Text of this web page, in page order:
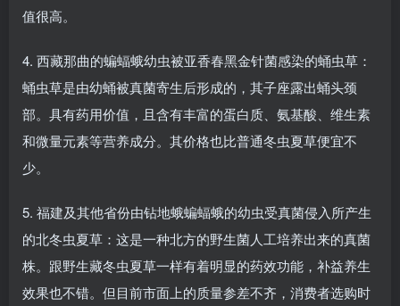
值很高。
4. 西藏那曲的蝙蝠蛾幼虫被亚香春黑金针菌感染的蛹虫草：
蛹虫草是由幼蛹被真菌寄生后形成的，其子座露出蛹头颈
部。具有药用价值，且含有丰富的蛋白质、氨基酸、维生素
和微量元素等营养成分。其价格也比普通冬虫夏草便宜不
少。
5. 福建及其他省份由钻地蛾蝙蝠蛾的幼虫受真菌侵入所产生
的北冬虫夏草：这是一种北方的野生菌人工培养出来的真菌
株。跟野生藏冬虫夏草一样有着明显的药效功能，补益养生
效果也不错。但目前市面上的质量参差不齐，消费者选购时